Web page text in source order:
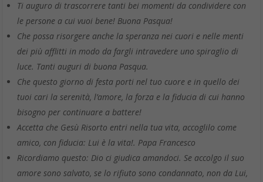
Ti auguro di trascorrere tanti bei momenti da condividere con
le persone a cui vuoi bene! Buona Pasqua!
Che possa risorgere anche la speranza nei cuori e nelle menti
dei più afflitti in modo da fargli intravedere uno spiraglio di
luce. Tanti auguri di buona Pasqua.
Che questo giorno di festa porti nel tuo cuore e in quello dei
tuoi cari la serenità, l’amore, la forza e la fiducia di cui hanno
bisogno per continuare a battere!
Accetta che Gesù Risorto entri nella tua vita, accoglilo come
amico, con fiducia: Lui è la vita!. Papa Francesco
Ricordiamo questo: Dio ci giudica amandoci. Se accolgo il suo
amore sono salvato, se lo rifiuto sono condannato, non da Lui,